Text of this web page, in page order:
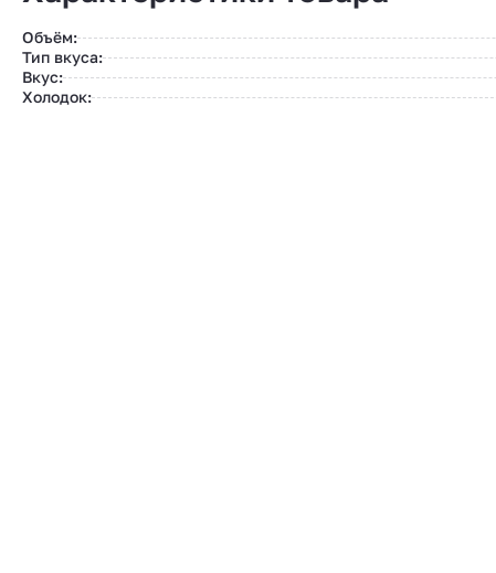
Объём:
Тип вкуса:
Вкус:
Холодок: